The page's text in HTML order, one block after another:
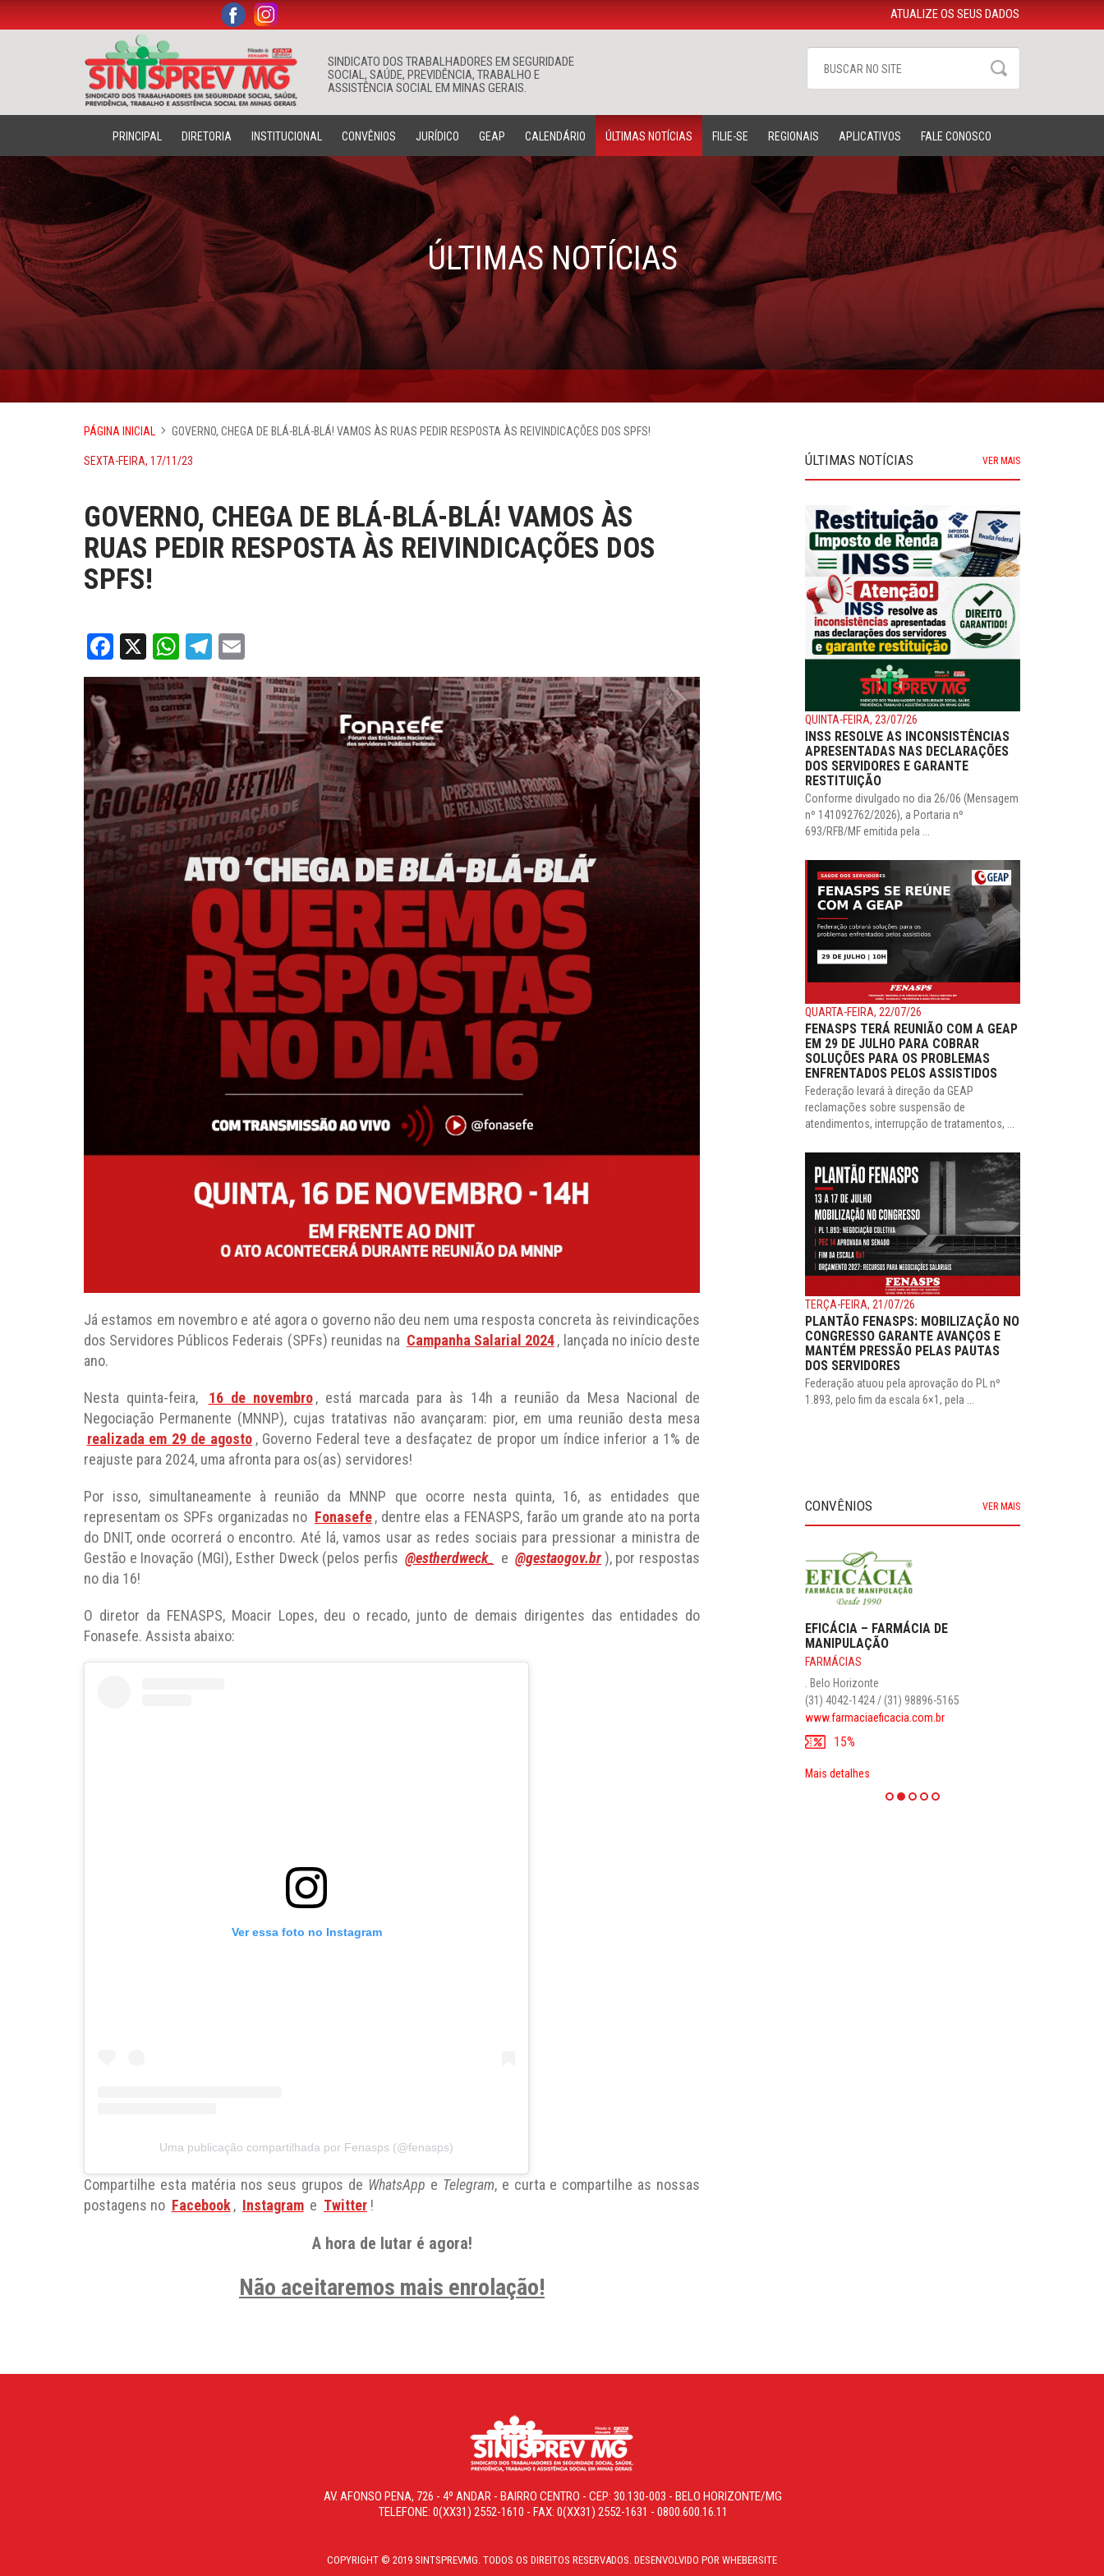
SINDICATO DOS TRABALHADORES EM SEGURIDADE
SOCIAL, SAÚDE, PREVIDÊNCIA, TRABALHO E
ASSISTÊNCIA SOCIAL EM MINAS GERAIS.
Buscar
. . ATUALIZE OS SEUS DADOS
PRINCIPAL DIRETORIA INSTITUCIONAL CONVÊNIOS JURÍDICO GEAP CALENDÁRIO ÚLTIMAS NOTÍCIAS FILIE-SE REGIONAIS APLICATIVOS FALE CONOSCO
ÚLTIMAS NOTÍCIAS
PÁGINA INICIAL GOVERNO, CHEGA DE BLÁ-BLÁ-BLÁ! VAMOS ÀS RUAS PEDIR RESPOSTA ÀS REIVINDICAÇÕES DOS SPFS!
SEXTA-FEIRA, 17/11/23
GOVERNO, CHEGA DE BLÁ-BLÁ-BLÁ! VAMOS ÀS
RUAS PEDIR RESPOSTA ÀS REIVINDICAÇÕES DOS
SPFS!
Facebook
X WhatsApp
Telegram
Já estamos em novembro e até agora o governo não deu nem uma resposta concreta às reivindicações
dos Servidores Públicos Federais (SPFs) reunidas na Campanha Salarial 2024, lançada no início deste
ano.
Nesta quinta-feira, 16 de novembro , está marcada para às 14h a reunião da Mesa Nacional de
Negociação Permanente (MNNP), cujas tratativas não avançaram: pior, em uma reunião desta mesa
realizada em 29 de agosto , Governo Federal teve a desfaçatez de propor um índice inferior a 1% de
reajuste para 2024, uma afronta para os(as) servidores!
Por isso, simultaneamente à reunião da MNNP que ocorre nesta quinta, 16, as entidades que
representam os SPFs organizadas no Fonasefe, dentre elas a FENASPS, farão um grande ato na porta
do DNIT, onde ocorrerá o encontro. Até lá, vamos usar as redes sociais para pressionar a ministra de
Gestão e Inovação (MGI), Esther Dweck (pelos perfis @estherdweck_ e @gestaogov.br), por respostas
no dia 16!
O diretor da FENASPS, Moacir Lopes, deu o recado, junto de demais dirigentes das entidades do
Fonasefe. Assista abaixo:
Ver essa foto no Instagram
Uma publicação compartilhada por Fenasps (@fenasps)
Compartilhe esta matéria nos seus grupos de WhatsApp e Telegram, e curta e compartilhe as nossas
postagens no Facebook , Instagram e Twitter !
A hora de lutar é agora!
Não aceitaremos mais enrolação!
ÚLTIMAS NOTÍCIAS VER MAIS
QUINTA-FEIRA, 23/07/26
INSS RESOLVE AS INCONSISTÊNCIAS
APRESENTADAS NAS DECLARAÇÕES
DOS SERVIDORES E GARANTE
RESTITUIÇÃO
Conforme divulgado no dia 26/06 (Mensagem
nº 141092762/2026), a Portaria nº
693/RFB/MF emitida pela ...
QUARTA-FEIRA, 22/07/26
FENASPS TERÁ REUNIÃO COM A GEAP
EM 29 DE JULHO PARA COBRAR
SOLUÇÕES PARA OS PROBLEMAS
ENFRENTADOS PELOS ASSISTIDOS
Federação levará à direção da GEAP
reclamações sobre suspensão de
atendimentos, interrupção de tratamentos, ...
TERÇA-FEIRA, 21/07/26
PLANTÃO FENASPS: MOBILIZAÇÃO NO
CONGRESSO GARANTE AVANÇOS E
MANTÉM PRESSÃO PELAS PAUTAS
DOS SERVIDORES
Federação atuou pela aprovação do PL nº
1.893, pelo fim da escala 6×1, pela ...
CONVÊNIOS VER MAIS
EFICÁCIA – FARMÁCIA DE
MANIPULAÇÃO
FARMÁCIAS
. Belo Horizonte
(31) 4042-1424 / (31) 98896-5165
www.farmaciaeficacia.com.br
15%
Mais detalhes
AV. AFONSO PENA, 726 - 4º ANDAR - BAIRRO CENTRO - CEP: 30.130-003 - BELO HORIZONTE/MG
TELEFONE: 0(XX31) 2552-1610 - FAX: 0(XX31) 2552-1631 - 0800.600.16.11
COPYRIGHT © 2019 SINTSPREVMG. TODOS OS DIREITOS RESERVADOS. DESENVOLVIDO POR WHEBERSITE